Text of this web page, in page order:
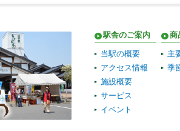
駅舎のご案内
当駅の概要
アクセス情報
施設概要
サービス
イベント
商
主
季